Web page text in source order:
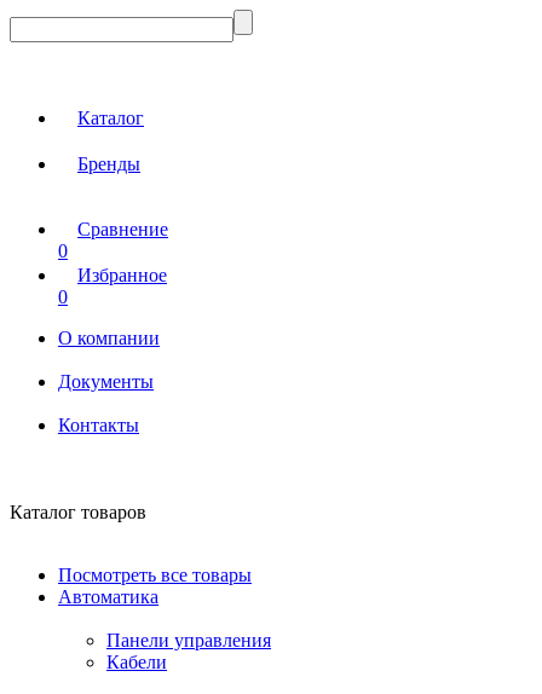
Каталог
Бренды
Сравнение
0
Избранное
0
О компании
Документы
Контакты
Каталог товаров
Посмотреть все товары
Автоматика
Панели управления
Кабели